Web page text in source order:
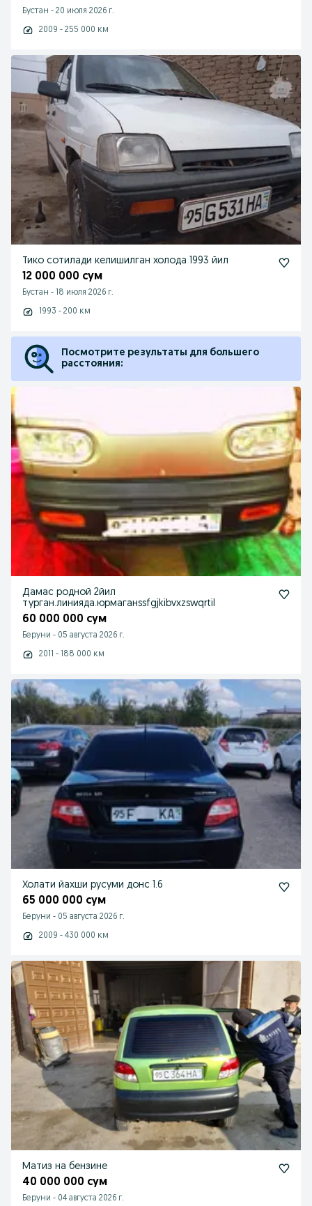
Бустан - 20 июля 2026 г.
2009 - 255 000 км
Тико сотилади келишилган холода 1993 йил
12 000 000 сум
Бустан - 18 июля 2026 г.
1993 - 200 км
Посмотрите результаты для большего
расстояния:
Дамас родной 2йил
турган.линияда.юрмаганssfgjkibvxzswqrtil
60 000 000 сум
Беруни - 05 августа 2026 г.
2011 - 188 000 км
Холати йахши русуми донс 1.6
65 000 000 сум
Беруни - 05 августа 2026 г.
2009 - 430 000 км
Матиз на бензине
40 000 000 сум
Беруни - 04 августа 2026 г.